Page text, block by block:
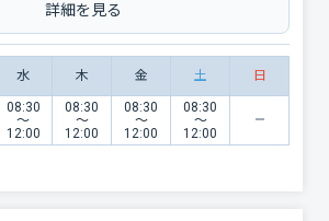
詳細を見る
水 木 金 土 日
08:30
〜
12:00
08:30
〜
12:00
08:30
〜
12:00
08:30
〜
12:00